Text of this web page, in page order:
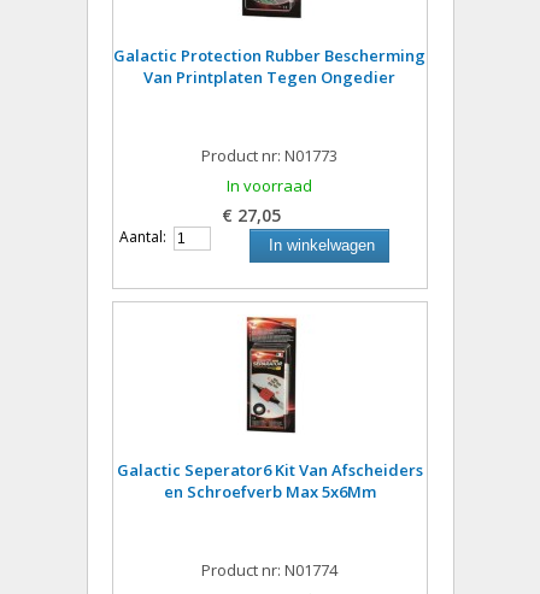
Galactic Protection Rubber Bescherming
Van Printplaten Tegen Ongedier
Product nr: N01773
In voorraad
€ 27,05
Aantal: In winkelwagen
Galactic Seperator6 Kit Van Afscheiders
en Schroefverb Max 5x6Mm
Product nr: N01774